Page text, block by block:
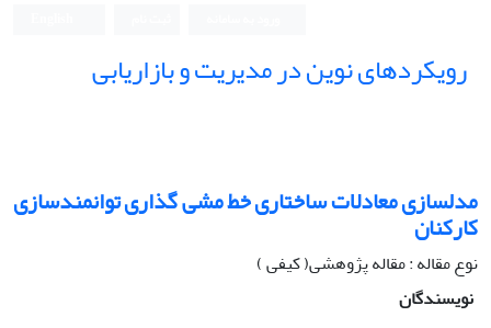
رویکردهای نوین در مدیریت و بازاریابی
مدلسازی معادلات ساختاری خط مشی گذاری توانمندسازی
کارکنان
نوع مقاله : مقاله پژوهشی( کیفی )
نویسندگان